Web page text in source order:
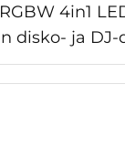
4in1
disko- ja